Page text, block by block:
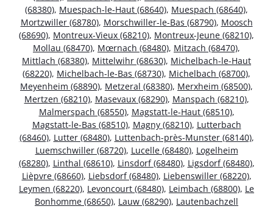
(68380), Muespach-le-Haut (68640), Muespach (68640),
Mortzwiller (68780), Morschwiller-le-Bas (68790), Moosch
(68690), Montreux-Vieux (68210), Montreux-Jeune (68210),
Mollau (68470), Mœrnach (68480), Mitzach (68470),
Mittlach (68380), Mittelwihr (68630), Michelbach-le-Haut
(68220), Michelbach-le-Bas (68730), Michelbach (68700),
Meyenheim (68890), Metzeral (68380), Merxheim (68500),
Mertzen (68210), Masevaux (68290), Manspach (68210),
Malmerspach (68550), Magstatt-le-Haut (68510),
Magstatt-le-Bas (68510), Magny (68210), Lutterbach
(68460), Lutter (68480), Luttenbach-près-Munster (68140),
Luemschwiller (68720), Lucelle (68480), Logelheim
(68280), Linthal (68610), Linsdorf (68480), Ligsdorf (68480),
Lièpvre (68660), Liebsdorf (68480), Liebenswiller (68220),
Leymen (68220), Levoncourt (68480), Leimbach (68800), Le
Bonhomme (68650), Lauw (68290), Lautenbachzell